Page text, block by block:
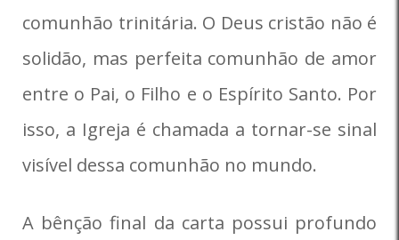
comunhão trinitária. O Deus cristão não é
solidão, mas perfeita comunhão de amor
entre o Pai, o Filho e o Espírito Santo. Por
isso, a Igreja é chamada a tornar-se sinal
visível dessa comunhão no mundo.
A bênção final da carta possui profundo